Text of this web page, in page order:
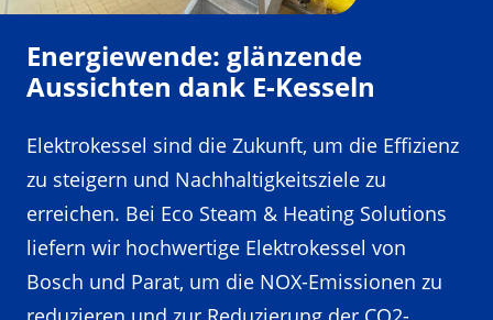
Energiewende: glänzende
Aussichten dank E-Kesseln
Elektrokessel sind die Zukunft, um die Effizienz
zu steigern und Nachhaltigkeitsziele zu
erreichen. Bei Eco Steam & Heating Solutions
liefern wir hochwertige Elektrokessel von
Bosch und Parat, um die NOX-Emissionen zu